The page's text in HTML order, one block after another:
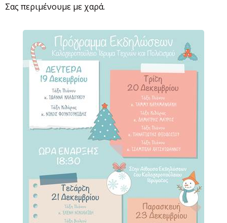
Σας περιμένουμε με χαρά.